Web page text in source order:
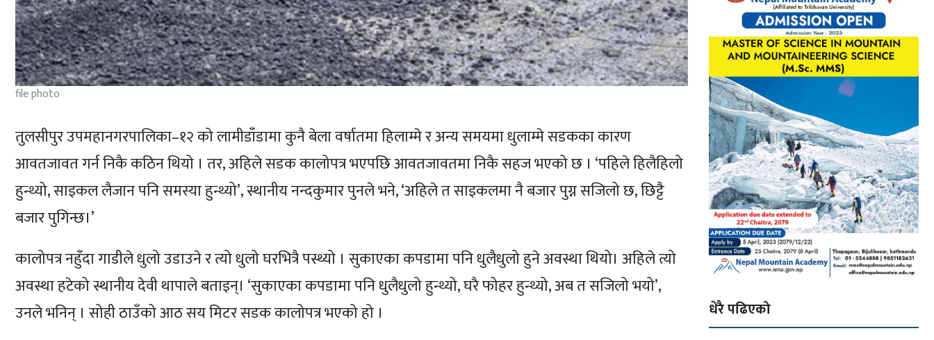
file photo
तुलसीपुर उपमहानगरपालिका–१२ को लामीडाँडामा कुनै बेला वर्षातमा हिलाम्मे र अन्य समयमा धुलाम्मे सडकका कारण
आवतजावत गर्न निकै कठिन थियो । तर, अहिले सडक कालोपत्र भएपछि आवतजावतमा निकै सहज भएको छ । ‘पहिले हिलैहिलो
हुन्थ्यो, साइकल लैजान पनि समस्या हुन्थ्यो’, स्थानीय नन्दकुमार पुनले भने, ‘अहिले त साइकलमा नै बजार पुग्न सजिलो छ, छिट्टै
बजार पुगिन्छ।’
कालोपत्र नहुँदा गाडीले धुलो उडाउने र त्यो धुलो घरभित्रै पस्थ्यो । सुकाएका कपडामा पनि धुलैधुलो हुने अवस्था थियो। अहिले त्यो
अवस्था हटेको स्थानीय देवी थापाले बताइन्। ‘सुकाएका कपडामा पनि धुलैधुलो हुन्थ्यो, घरै फोहर हुन्थ्यो, अब त सजिलो भयो’,
उनले भनिन् । सोही ठाउँको आठ सय मिटर सडक कालोपत्र भएको हो ।
धेरै पढिएको